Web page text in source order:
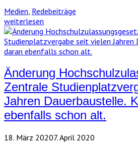
Medien Redebeiträge
weiterlesen
Änderung
Zentrale
Jahren Dauerbaustelle.
ebenfalls schon alt.
18. März 20207. April 2020